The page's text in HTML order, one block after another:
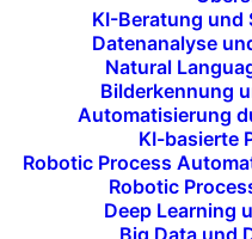
KI-Beratung und
Datenanalyse
Natural
Bilderkennung
Automatisierung
KI-basierte
Robotic Process
Robotic
Deep Learning
Big Data und
Displays bieten die
und Konzepte
zu präsentieren
gemeinsam zu
der Huddle
Brainstorming